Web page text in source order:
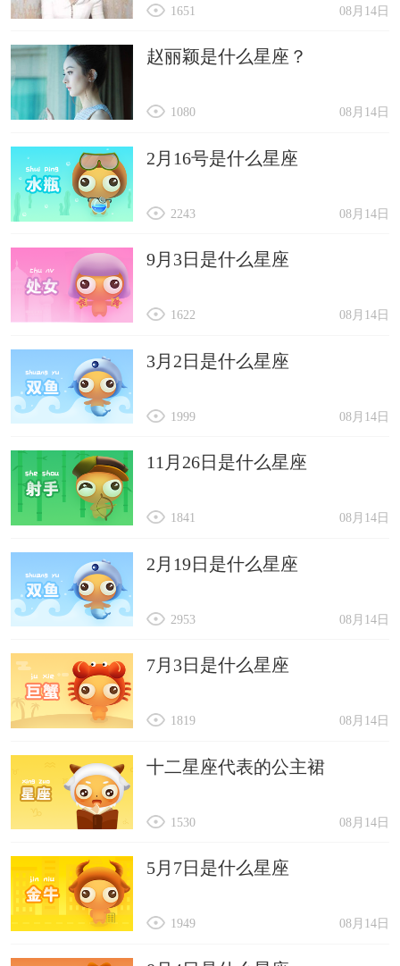
08月14日
1651
赵丽颖是什么星座？
08月14日
1080
2月16号是什么星座
08月14日
2243
9月3日是什么星座
08月14日
1622
3月2日是什么星座
08月14日
1999
11月26日是什么星座
08月14日
1841
2月19日是什么星座
08月14日
2953
7月3日是什么星座
08月14日
1819
十二星座代表的公主裙
08月14日
1530
5月7日是什么星座
08月14日
1949